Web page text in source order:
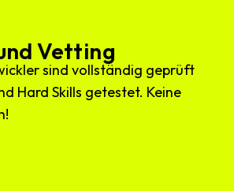
Vetting
sind vollständig geprüft
Hard Skills getestet. Keine